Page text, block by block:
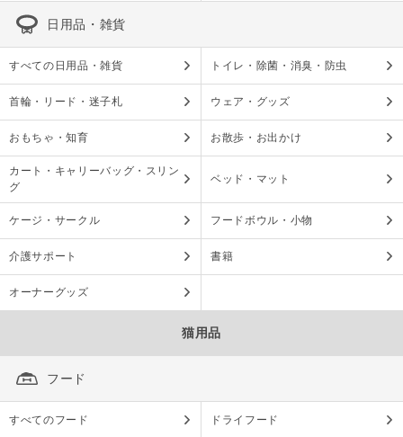
日用品・雑貨
すべての日用品・雑貨 トイレ・除菌・消臭・防虫
首輪・リード・迷子札 ウェア・グッズ
おもちゃ・知育 お散歩・お出かけ
カート・キャリーバッグ・スリン
グ
ベッド・マット
ケージ・サークル フードボウル・小物
介護サポート 書籍
オーナーグッズ
猫用品
フード
すべてのフード ドライフード